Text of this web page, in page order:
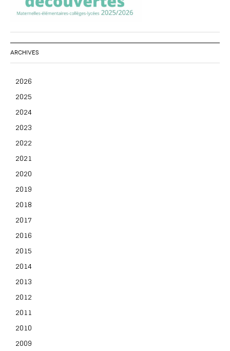
ARCHIVES
2026
2025
2024
2023
2022
2021
2020
2019
2018
2017
2016
2015
2014
2013
2012
2011
2010
2009